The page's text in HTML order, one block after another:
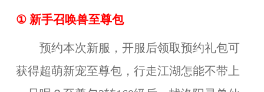
① 新手召唤兽至尊包
预约本次新服，开服后领取预约礼包可
获得超萌新宠至尊包，行走江湖怎能不带上